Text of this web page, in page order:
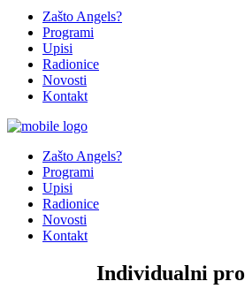
Zašto Angels?
Programi
Upisi
Radionice
Novosti
Kontakt
Zašto Angels?
Programi
Upisi
Radionice
Novosti
Kontakt
Individualni